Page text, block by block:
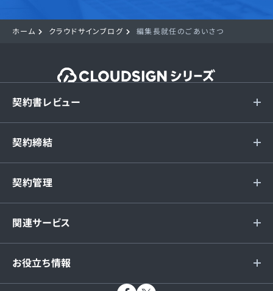
ホーム クラウドサインブログ 編集長就任のごあいさつ
契約書レビュー
契約締結
契約管理
関連サービス
お役立ち情報